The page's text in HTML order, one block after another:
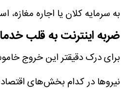
به سرمایه کلان یا اجاره مغازه،
ضربه اینترنت به قلب
برای درک دقیقتر این خروج
نیروها در کدام بخش‌های